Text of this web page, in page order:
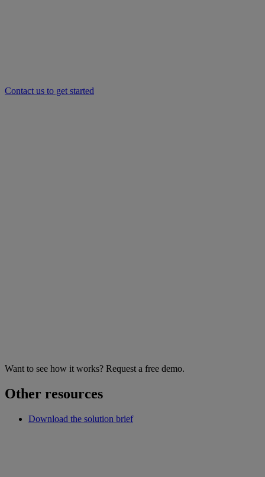
Contact us to get started
Want to see how it works? Request a free demo.
Other resources
Download the solution brief